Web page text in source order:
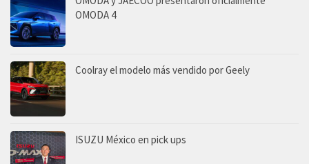
OMODA 4
Coolray el modelo más vendido por Geely
ISUZU México en pick ups